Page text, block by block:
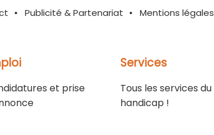
Publicité & Partenariat Mentions légales
et prise
Services
Tous les services du
handicap !